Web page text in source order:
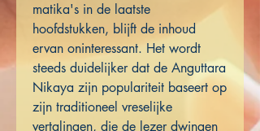
matika's in de laatste
hoofdstukken, blijft de inhoud
ervan oninteressant. Het wordt
steeds duidelijker dat de Anguttara
Nikaya zijn populariteit baseert op
zijn traditioneel vreselijke
vertalingen, die de lezer dwingen